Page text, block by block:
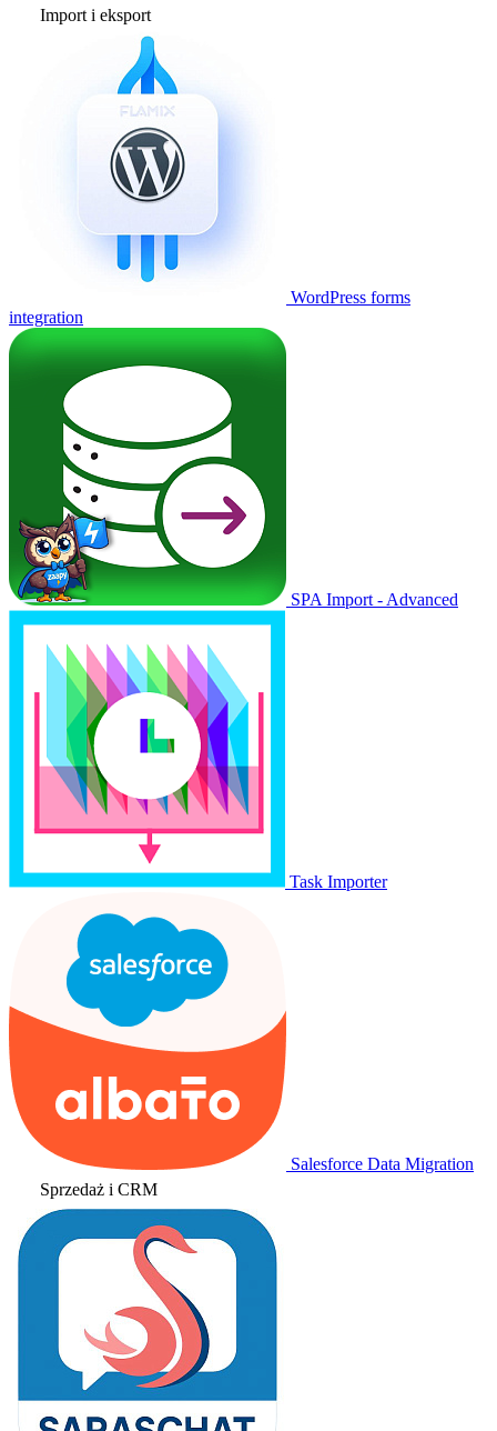
Import i eksport
WordPress forms
integration
SPA Import - Advanced
Task Importer
Salesforce Data Migration
Sprzedaż i CRM